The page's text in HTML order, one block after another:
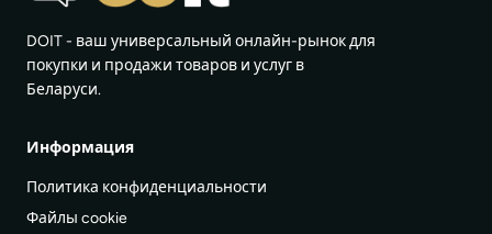
DOIT - ваш универсальный онлайн-рынок для
покупки и продажи товаров и услуг в
Беларуси.
Информация
Политика конфиденциальности
Файлы cookie